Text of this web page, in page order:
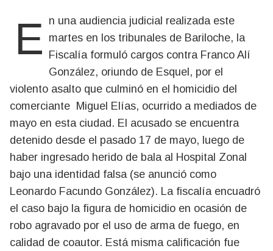
En una audiencia judicial realizada este martes en los tribunales de Bariloche, la
Fiscalía formuló cargos contra Franco Alí
González, oriundo de Esquel, por el
violento asalto que culminó en el homicidio del
comerciante Miguel Elías, ocurrido a mediados de
mayo en esta ciudad. El acusado se encuentra
detenido desde el pasado 17 de mayo, luego de
haber ingresado herido de bala al Hospital Zonal
bajo una identidad falsa (se anunció como
Leonardo Facundo González). La fiscalía encuadró
el caso bajo la figura de homicidio en ocasión de
robo agravado por el uso de arma de fuego, en
calidad de coautor. Está misma calificación fue